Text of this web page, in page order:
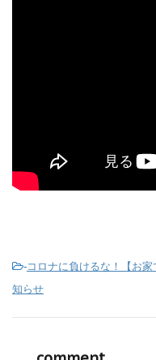
-コロナに負けるな！【お
知らせ